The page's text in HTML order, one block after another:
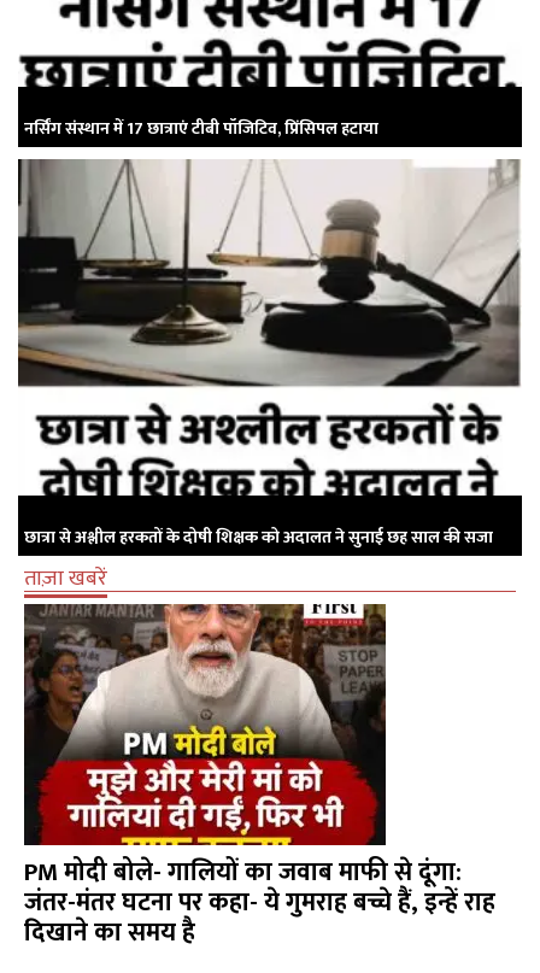
नर्सिंग संस्थान में 17 छात्राएं टीबी पॉजिटिव, प्रिंसिपल हटाया
छात्रा से अश्लील हरकतों के दोषी शिक्षक को अदालत ने सुनाई छह साल की सजा
ताज़ा खबरें
PM मोदी बोले- गालियों का जवाब माफी से दूंगा:
जंतर-मंतर घटना पर कहा- ये गुमराह बच्चे हैं, इन्हें राह
दिखाने का समय है